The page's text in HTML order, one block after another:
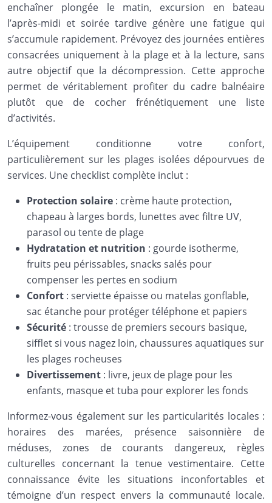
enchaîner plongée le matin, excursion en bateau
l’après-midi et soirée tardive génère une fatigue qui
s’accumule rapidement. Prévoyez des journées entières
consacrées uniquement à la plage et à la lecture, sans
autre objectif que la décompression. Cette approche
permet de véritablement profiter du cadre balnéaire
plutôt que de cocher frénétiquement une liste
d’activités.
L’équipement conditionne votre confort,
particulièrement sur les plages isolées dépourvues de
services. Une checklist complète inclut :
Protection solaire : crème haute protection,
chapeau à larges bords, lunettes avec filtre UV,
parasol ou tente de plage
Hydratation et nutrition : gourde isotherme,
fruits peu périssables, snacks salés pour
compenser les pertes en sodium
Confort : serviette épaisse ou matelas gonflable,
sac étanche pour protéger téléphone et papiers
Sécurité : trousse de premiers secours basique,
sifflet si vous nagez loin, chaussures aquatiques sur
les plages rocheuses
Divertissement : livre, jeux de plage pour les
enfants, masque et tuba pour explorer les fonds
Informez-vous également sur les particularités locales :
horaires des marées, présence saisonnière de
méduses, zones de courants dangereux, règles
culturelles concernant la tenue vestimentaire. Cette
connaissance évite les situations inconfortables et
témoigne d’un respect envers la communauté locale.